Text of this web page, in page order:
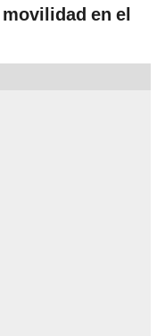
movilidad en el